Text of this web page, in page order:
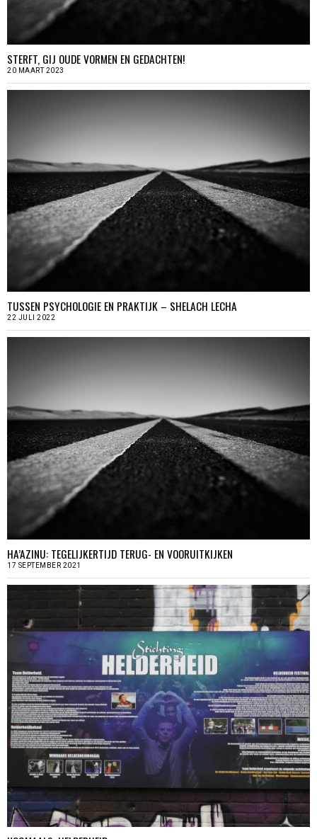
STERFT, GIJ OUDE VORMEN EN GEDACHTEN!
20 MAART 2023
TUSSEN PSYCHOLOGIE EN PRAKTIJK – SHELACH LECHA
22 JULI 2022
HA’AZINU: TEGELIJKERTIJD TERUG- EN VOORUITKIJKEN
17 SEPTEMBER 2021